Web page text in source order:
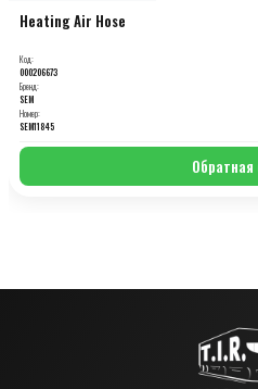
Heating Air Hose
Код:
000206673
Бренд:
SEM
Номер:
SEM11845
Обратная